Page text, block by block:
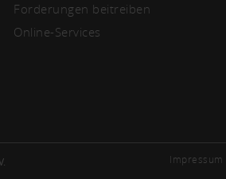
Forderungen beitreiben
Online-Services
Impressum